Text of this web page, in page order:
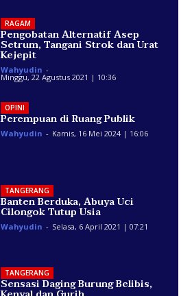
RAGAM
Pengobatan Alternatif Asep
Setrum, Tangani Strok dan Urat
Kejepit
Wahyudin -
Minggu, 22 Agustus 2021 | 10:36
OPINI
Perempuan di Ruang Publik
Wahyudin - Kamis, 16 Mei 2024 | 16:06
TANGERANG
Banten Berduka, Abuya Uci
Cilongok Tutup Usia
Wahyudin - Selasa, 6 April 2021 | 07:21
TANGERANG
Sensasi Daging Burung Belibis,